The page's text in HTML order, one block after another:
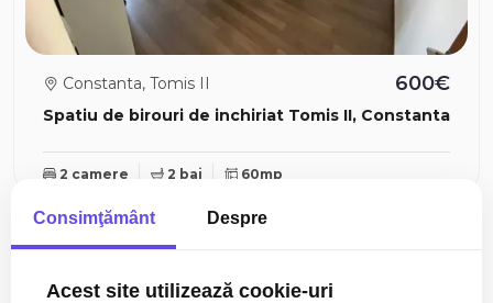
Spatiu de birouri de inchiriat Tomis II, Constanta
Constanta, Tomis II 600€
2 camere 2 bai 60mp
Consimţământ Despre
Acest site utilizează cookie-uri